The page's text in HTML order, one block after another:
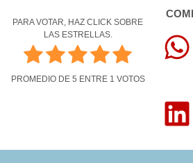
PARA VOTAR, HAZ CLICK SOBRE
LAS ESTRELLAS.
PROMEDIO DE 5 ENTRE 1 VOTOS